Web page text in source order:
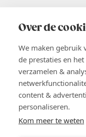
Over de
We maken gebruik
de prestaties en
verzamelen &
content &
personaliseren.
Kom meer te weten
02 229 81